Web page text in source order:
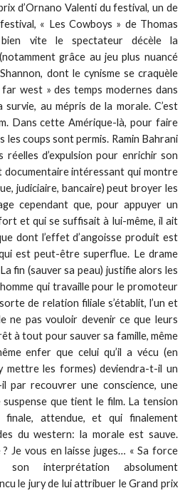
d’Ornano Valenti du festival, un de
« Les Cowboys » de Thomas
bien vite le spectateur décèle la
grâce au jeu plus nuancé
dont le cynisme se craquèle
west » des temps modernes dans
au mépris de la morale. C’est
Dans cette Amérique-là, pour faire
les coups sont permis. Ramin Bahrani
d’expulsion pour enrichir son
documentaire intéressant qui montre
judiciaire, bancaire) peut broyer les
cependant que, pour appuyer un
et qui se suffisait à lui-même, il ait
dont l’effet d’angoisse produit est
est peut-être superflue. Le drame
fin (sauver sa peau) justifie alors les
qui travaille pour le promoteur
de relation filiale s’établit, l’un et
ne pas vouloir devenir ce que leurs
à tout pour sauver sa famille, même
enfer que celui qu’il a vécu (en
mettre les formes) deviendra-t-il un
par recouvrer une conscience, une
suspense que tient le film. La tension
attendue, et qui finalement
du western: la morale est sauve.
? Je vous en laisse juges… « Sa force
interprétation absolument
le jury de lui attribuer le Grand prix